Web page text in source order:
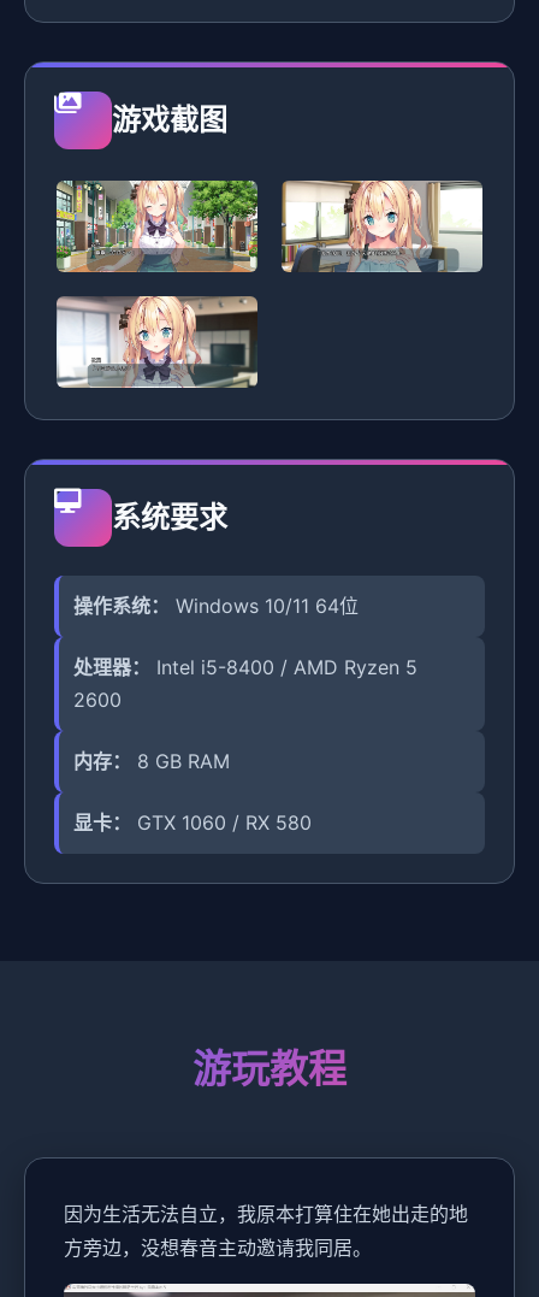
游戏截图
系统要求
操作系统： Windows 10/11 64位
处理器：
Intel i5-8400 / AMD Ryzen 5
2600
内存： 8 GB RAM
显卡： GTX 1060 / RX 580
游玩教程
因为生活无法自立，我原本打算住在她出走的地
方旁边，没想春音主动邀请我同居。